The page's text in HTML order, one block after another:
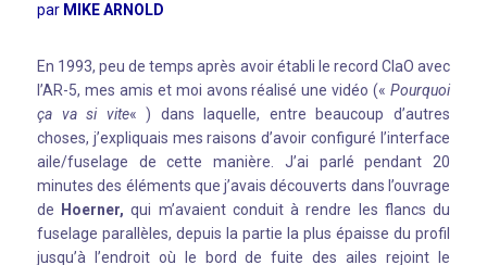
par MIKE ARNOLD
En 1993, peu de temps après avoir établi le record ClaO avec
l’AR-5, mes amis et moi avons réalisé une vidéo (« Pourquoi
ça va si vite« ) dans laquelle, entre beaucoup d’autres
choses, j’expliquais mes raisons d’avoir configuré l’interface
aile/fuselage de cette manière. J’ai parlé pendant 20
minutes des éléments que j’avais découverts dans l’ouvrage
de
Hoerner, qui m’avaient conduit à rendre les flancs du
fuselage parallèles, depuis la partie la plus épaisse du profil
jusqu’à l’endroit où le bord de fuite des ailes rejoint le